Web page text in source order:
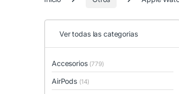
Ver todas las categorias
Accesorios (779)
AirPods (14)